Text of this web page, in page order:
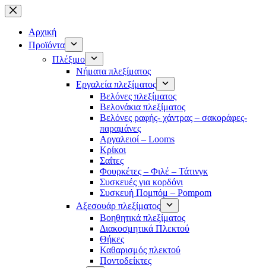
Μετάβαση
στο
περιεχόμενο
Αρχική
Προϊόντα
Πλέξιμο
Νήματα πλεξίματος
Εργαλεία πλεξίματος
Βελόνες πλεξίματος
Βελονάκια πλεξίματος
Βελόνες ραφής- χάντρας – σακοράφες-
παραμάνες
Αργαλειοί – Looms
Κρίκοι
Σαΐτες
Φουρκέτες – Φιλέ – Τάτινγκ
Συσκευές για κορδόνι
Συσκευή Πομπόμ – Pompom
Αξεσουάρ πλεξίματος
Βοηθητικά πλεξίματος
Διακοσμητικά Πλεκτού
Θήκες
Καθαρισμός πλεκτού
Ποντοδείκτες